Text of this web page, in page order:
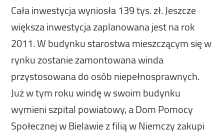
Cała inwestycja wyniosła 139 tys. zł. Jeszcze
większa inwestycja zaplanowana jest na rok
2011. W budynku starostwa mieszczącym się w
rynku zostanie zamontowana winda
przystosowana do osób niepełnosprawnych.
Już w tym roku windę w swoim budynku
wymieni szpital powiatowy, a Dom Pomocy
Społecznej w Bielawie z filią w Niemczy zakupi